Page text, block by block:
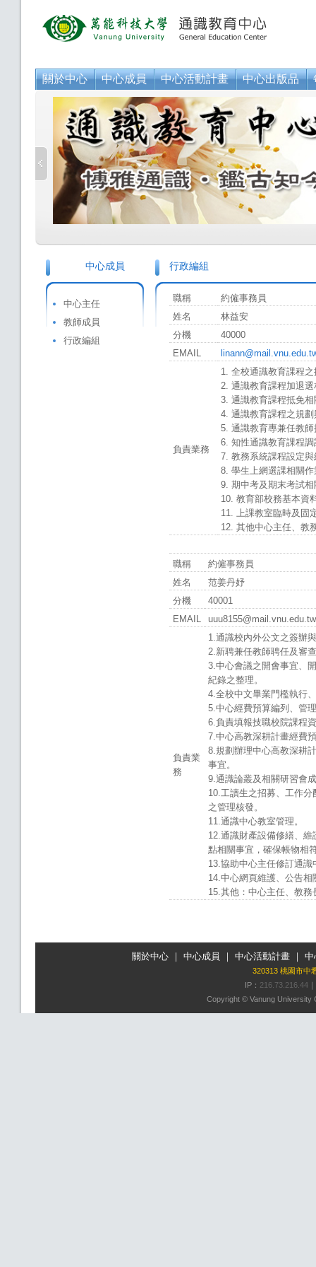
關於中心 中心成員 中心活動計畫 中心出版品
中心成員
中心主任
教師成員
行政編組
行政編組
職稱
約僱事務員
姓名
林益安
分機
40000
EMAIL
負責業務
1. 全校通識教育課程
2. 通識教育課程加退
3. 通識教育課程抵免
4. 通識教育課程之規
5. 通識教育專兼任教
6. 知性通識教育課程
7. 教務系統課程設定
8. 學生上網選課相關
9. 期中考及期末考試
10. 教育部校務基本資
11. 上課教室臨時及固
12. 其他中心主任、教
職稱
約僱事務員
姓名
范姜丹妤
分機
40001
EMAIL
uuu8155@mail.vnu.edu.tw
負責業
務
1.通識校內外公文之簽辦
2.新聘兼任教師聘任及審
3.中心會議之開會事宜、
紀錄之整理。
4.全校中文畢業門檻執行
5.中心經費預算編列、管
6.負責填報技職校院課程
7.中心高教深耕計畫經費
8.規劃辦理中心高教深耕
事宜。
9.通識論叢及相關研習會
10.工讀生之招募、工作
之管理核發。
11.通識中心教室管理。
12.通識財產設備修繕、
點相關事宜，確保帳物相
13.協助中心主任修訂通識
14.中心網頁維護、公告相
15.其他：中心主任、教
關於中心｜ 中心成員 ｜ 中心活動計畫｜ 中
320313 桃園市中
IP： 216.73.216.44
Copyright © Vanung University